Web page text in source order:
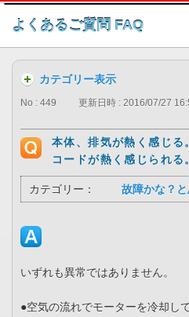
このページ
よくあるご質問 FAQ
カテゴリー表示
No : 449 更新日時 : 2016/07/27
本体、排気が熱く感じ
コードが熱く感じられる
カテゴリー： 故障かな？
いずれも異常ではありません。
●空気の流れでモーターを冷却し